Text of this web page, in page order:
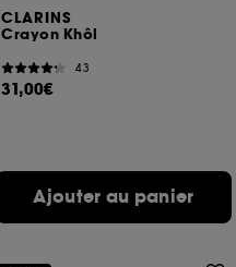
CLARINS
Crayon Khôl
43
31,00€
Ajouter au panier